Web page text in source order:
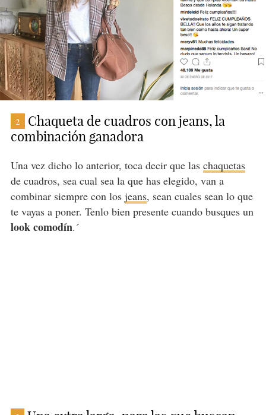
2
Chaqueta de cuadros con jeans, la
combinación ganadora
Una vez dicho lo anterior, toca decir que las chaquetas
de cuadros, sea cual sea la que has elegido, van a
combinar siempre con los jeans, sean cuales sean lo que
te vayas a poner. Tenlo bien presente cuando busques un
look comodín.´